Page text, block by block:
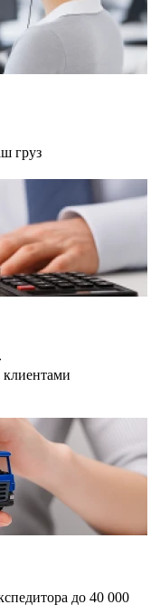
груз
клиентами
до 40 000